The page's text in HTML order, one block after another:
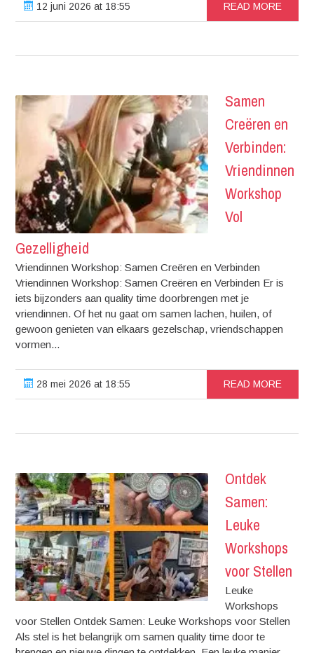
12 juni 2026 at 18:55 READ MORE
Samen
Creëren en
Verbinden:
Vriendinnen
Workshop
Vol
Gezelligheid
Vriendinnen Workshop: Samen Creëren en Verbinden
Vriendinnen Workshop: Samen Creëren en Verbinden Er is
iets bijzonders aan quality time doorbrengen met je
vriendinnen. Of het nu gaat om samen lachen, huilen, of
gewoon genieten van elkaars gezelschap, vriendschappen
vormen...
28 mei 2026 at 18:55 READ MORE
Ontdek
Samen:
Leuke
Workshops
voor Stellen
Leuke
Workshops
voor Stellen Ontdek Samen: Leuke Workshops voor Stellen
Als stel is het belangrijk om samen quality time door te